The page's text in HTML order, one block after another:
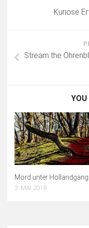
Kuriose
Stream the
YOU
Mord unter
3. MAI 2018